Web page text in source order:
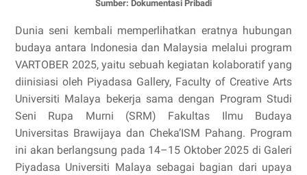
Sumber: Dokumentasi Pribadi
Dunia seni kembali memperlihatkan eratnya hubungan
budaya antara Indonesia dan Malaysia melalui program
VARTOBER 2025, yaitu sebuah kegiatan kolaboratif yang
diinisiasi oleh Piyadasa Gallery, Faculty of Creative Arts
Universiti Malaya bekerja sama dengan Program Studi
Seni Rupa Murni (SRM) Fakultas Ilmu Budaya
Universitas Brawijaya dan Cheka’ISM Pahang. Program
ini akan berlangsung pada 14–15 Oktober 2025 di Galeri
Piyadasa Universiti Malaya sebagai bagian dari upaya